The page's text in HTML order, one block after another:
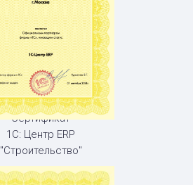
Сертификат
1С: Центр ERP
"Строительство"